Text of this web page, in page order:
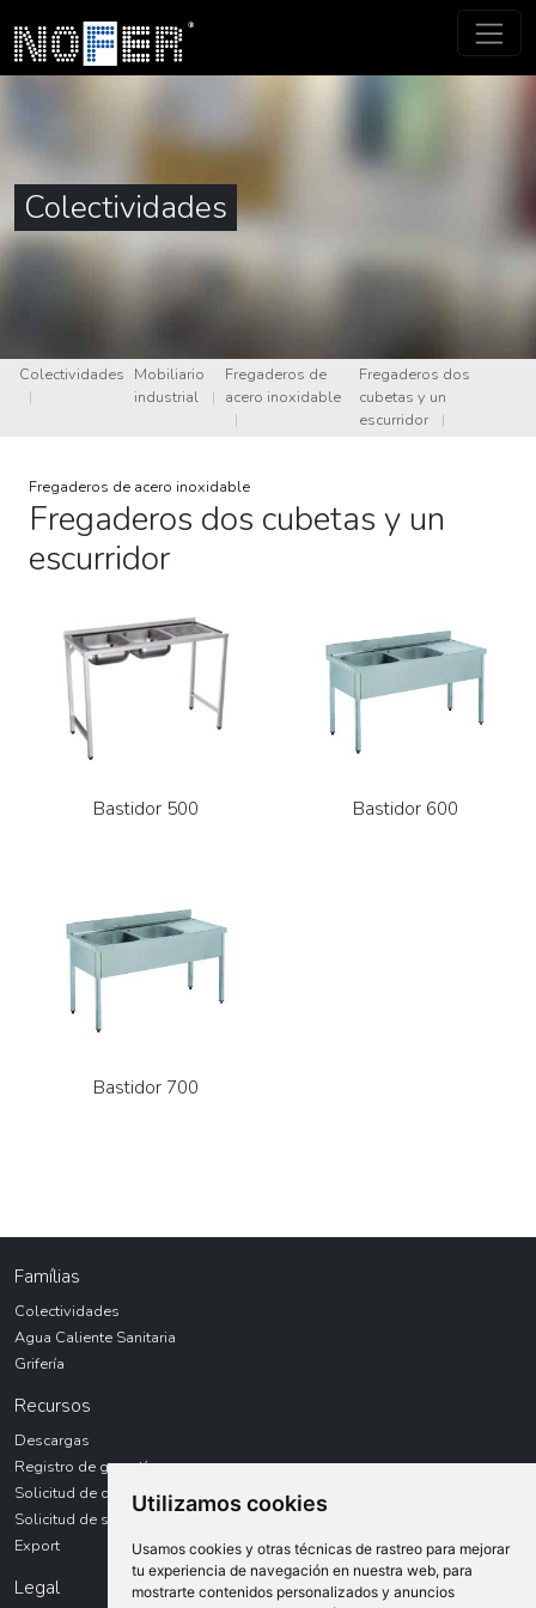
Utilizamos cookies
Usamos cookies y otras técnicas de rastreo para mejorar
tu experiencia de navegación en nuestra web, para
mostrarte contenidos personalizados y anuncios
Colectividades
Colectividades
|
Mobiliario
industrial
|
Fregaderos de
acero inoxidable
|
Fregaderos dos
cubetas y un
escurridor
|
Fregaderos de acero inoxidable
Fregaderos dos cubetas y un
escurridor
Bastidor 500 Bastidor 600
Bastidor 700
Famílias
Colectividades
Agua Caliente Sanitaria
Grifería
Recursos
Descargas
Registro de garantías
Solicitud de devolución
Solicitud de servicio técnico
Export
Legal